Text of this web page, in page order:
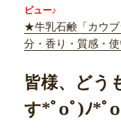
ビュー♪
★牛乳石鹸「カウ
分・香り・質感・使
皆様、ど
す*ﾟoﾟ)ﾉ*ﾟ